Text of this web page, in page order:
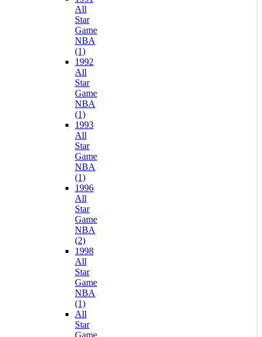
All
Star
Game
NBA
(1)
1992
All
Star
Game
NBA
(1)
1993
All
Star
Game
NBA
(1)
1996
All
Star
Game
NBA
(2)
1998
All
Star
Game
NBA
(1)
All
Star
Game